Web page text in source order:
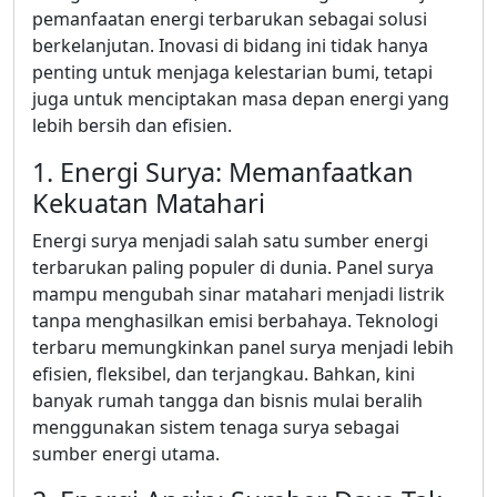
pemanfaatan energi terbarukan sebagai solusi
berkelanjutan. Inovasi di bidang ini tidak hanya
penting untuk menjaga kelestarian bumi, tetapi
juga untuk menciptakan masa depan energi yang
lebih bersih dan efisien.
1. Energi Surya: Memanfaatkan
Kekuatan Matahari
Energi surya menjadi salah satu sumber energi
terbarukan paling populer di dunia. Panel surya
mampu mengubah sinar matahari menjadi listrik
tanpa menghasilkan emisi berbahaya. Teknologi
terbaru memungkinkan panel surya menjadi lebih
efisien, fleksibel, dan terjangkau. Bahkan, kini
banyak rumah tangga dan bisnis mulai beralih
menggunakan sistem tenaga surya sebagai
sumber energi utama.